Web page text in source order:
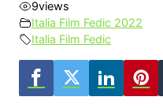
9views
Italia Film Fedic 2022
Italia Film Fedic